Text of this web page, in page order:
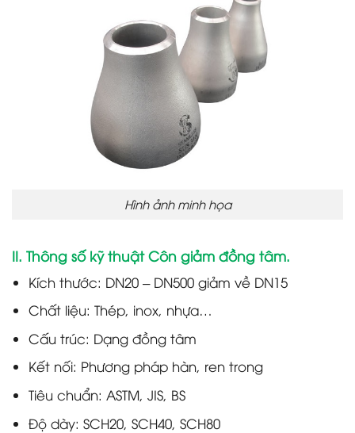
Hình ảnh minh họa
II. Thông số kỹ thuật Côn giảm đồng tâm.
Kích thước: DN20 – DN500 giảm về DN15
Chất liệu: Thép, inox, nhựa…
Cấu trúc: Dạng đồng tâm
Kết nối: Phương pháp hàn, ren trong
Tiêu chuẩn: ASTM, JIS, BS
Độ dày: SCH20, SCH40, SCH80